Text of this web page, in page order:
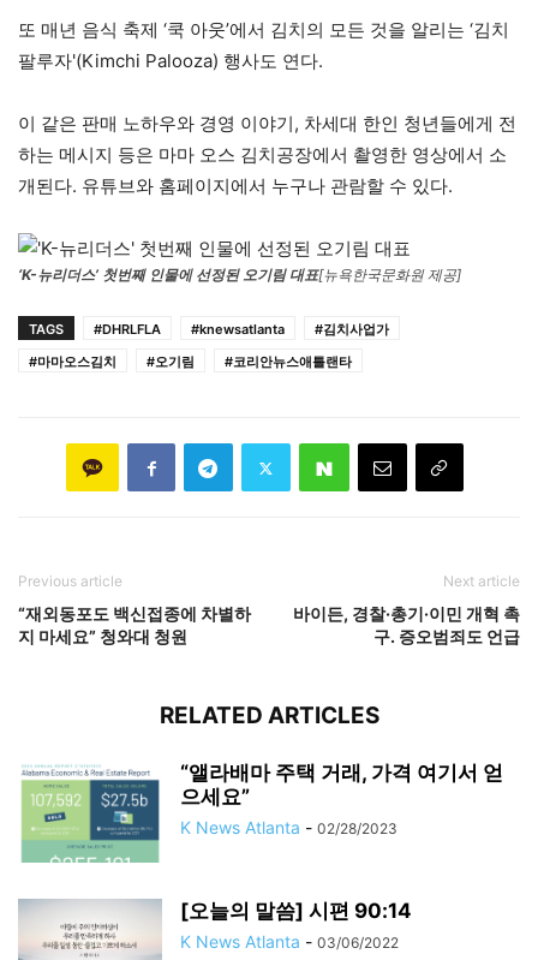
또 매년 음식 축제 ‘쿡 아웃’에서 김치의 모든 것을 알리는 ‘김치
팔루자'(Kimchi Palooza) 행사도 연다.
이 같은 판매 노하우와 경영 이야기, 차세대 한인 청년들에게 전
하는 메시지 등은 마마 오스 김치공장에서 촬영한 영상에서 소
개된다. 유튜브와 홈페이지에서 누구나 관람할 수 있다.
‘K-뉴리더스’ 첫번째 인물에 선정된 오기림 대표[뉴욕한국문화원 제공]
TAGS #DHRLFLA #knewsatlanta
#김치사업가
#마마오스김치
#오기림 #코리안뉴스애틀랜타
Previous article
“재외동포도 백신접종에 차별하
지 마세요” 청와대 청원
Next article
바이든, 경찰·총기·이민 개혁 촉
구. 증오범죄도 언급
RELATED ARTICLES
“앨라배마 주택 거래, 가격 여기서 얻
으세요”
K News Atlanta - 02/28/2023
[오늘의 말씀] 시편 90:14
K News Atlanta - 03/06/2022